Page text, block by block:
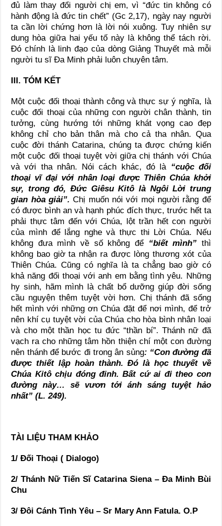
đủ làm thay đổi người chị em, vì “đức tin không có
hành động là đức tin chết” (Gc 2,17), ngày nay người
ta cần lời chứng hơn là lời nói xuông. Tuy nhiên sự
dung hòa giữa hai yếu tố này là không thể tách rời.
Đó chính là linh đạo của dòng Giảng Thuyết mà mỗi
người tu sĩ Đa Minh phải luôn chuyên tâm.
III. TÓM KẾT
Một cuộc đối thoại thành công và thực sự ý nghĩa, là
cuộc đối thoại của những con người chân thành, tin
tưởng, cùng hướng tới những khát vọng cao đẹp
không chỉ cho bản thân mà cho cả tha nhân. Qua
cuộc đời thánh Catarina, chúng ta được chứng kiến
một cuộc đối thoại tuyệt vời giữa chị thánh với Chúa
và với tha nhân. Nói cách khác, đó là “cuộc đối
thoại vĩ đại với nhân loại được Thiên Chúa khởi
sự, trong đó, Đức Giêsu Kitô là Ngôi Lời trung
gian hòa giải”. Chị muốn nói với mọi người rằng để
có được bình an và hạnh phúc đích thực, trước hết ta
phải thực tâm đến với Chúa, lột trần hết con người
của mình để lắng nghe và thực thi Lời Chúa. Nếu
không đưa mình về số không để “biết mình” thì
không bao giờ ta nhận ra được lòng thương xót của
Thiên Chúa. Cũng có nghĩa là ta chẳng bao giờ có
khả năng đối thoại với anh em bằng tình yêu. Những
hy sinh, hãm mình là chất bổ dưỡng giúp đời sống
cầu nguyện thêm tuyệt vời hơn. Chị thánh đã sống
hết mình với những ơn Chúa đặt để nơi mình, để trở
nên khí cụ tuyệt vời của Chúa cho hòa bình nhân loại
và cho một thần học tu đức “thần bí”. Thánh nữ đã
vạch ra cho những tâm hồn thiện chí một con đường
nên thánh để bước đi trong ân sủng: “Con đường đã
được thiết lập hoàn thành. Đó là học thuyết về
Chúa Kitô chịu đóng đinh. Bất cứ ai đi theo con
đường này… sẽ vươn tới ánh sáng tuyệt hảo
nhất” (L. 249).
TÀI LIỆU THAM KHẢO
1/ Đối Thoại ( Dialogo)
2/ Thánh Nữ Tiến Sĩ Catarina Siena – Đa Minh Bùi
Chu
3/ Đôi Cánh Tình Yêu – Sr Mary Ann Fatula. O.P